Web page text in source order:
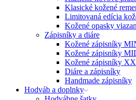
Klasické kožené
Limitovaná edícia
Kožené opasky
Zápisníky a diáre
Kožené zápisníky
Kožené zápisníky
Kožené zápisníky
Diáre a zápisníky
Handmade zápisníky
Hodváb a doplnky